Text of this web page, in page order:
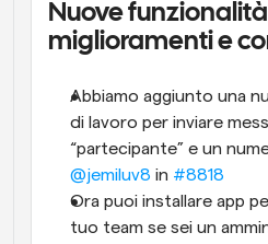
Nuove
miglioramenti e
Abbiamo aggiunto una
di lavoro per inviare
@jemiluv8 in #8818
Ora puoi installare app
tuo team se sei un